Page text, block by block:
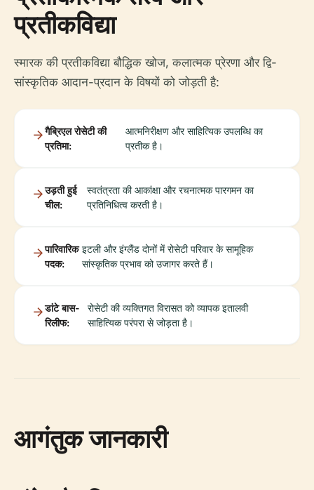
प्रतीकविद्या
स्मारक की प्रतीकविद्या बौद्धिक खोज, कलात्मक प्रेरणा और द्वि-
सांस्कृतिक आदान-प्रदान के विषयों को जोड़ती है:
गैब्रिएल रोसेटी की
प्रतिमा:
आत्मनिरीक्षण और साहित्यिक उपलब्धि का
प्रतीक है।
उड़ती हुई
चील:
स्वतंत्रता की आकांक्षा और रचनात्मक पारगमन का
प्रतिनिधित्व करती है।
पारिवारिक
पदक:
इटली और इंग्लैंड दोनों में रोसेटी परिवार के सामूहिक
सांस्कृतिक प्रभाव को उजागर करते हैं।
डांटे बास-
रिलीफ:
रोसेटी की व्यक्तिगत विरासत को व्यापक इतालवी
साहित्यिक परंपरा से जोड़ता है।
आगंतुक जानकारी